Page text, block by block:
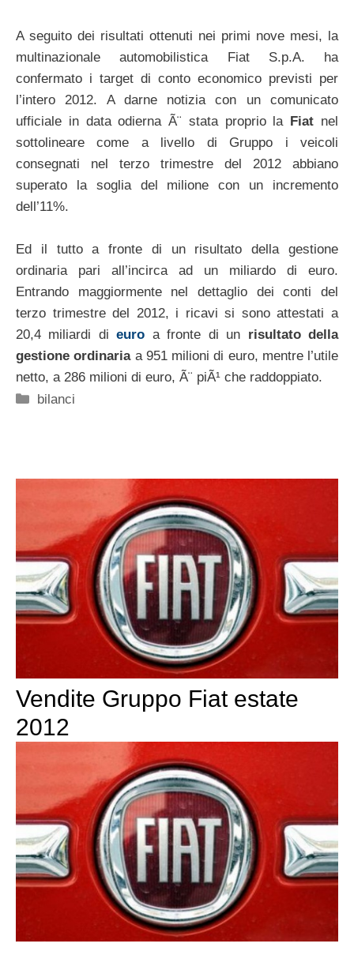
A seguito dei risultati ottenuti nei primi nove mesi, la
multinazionale automobilistica Fiat S.p.A. ha
confermato i target di conto economico previsti per
l’intero 2012. A darne notizia con un comunicato
ufficiale in data odierna Ã¨ stata proprio la Fiat nel
sottolineare come a livello di Gruppo i veicoli
consegnati nel terzo trimestre del 2012 abbiano
superato la soglia del milione con un incremento
dell’11%.
Ed il tutto a fronte di un risultato della gestione
ordinaria pari all’incirca ad un miliardo di euro.
Entrando maggiormente nel dettaglio dei conti del
terzo trimestre del 2012, i ricavi si sono attestati a
20,4 miliardi dieuro a fronte di un risultato della
gestione ordinariaa 951 milioni di euro, mentre l’utile
netto, a 286 milioni di euro, Ã¨ piÃ¹ che raddoppiato.
Categorie
bilanci
Vendite Gruppo Fiat estate
2012